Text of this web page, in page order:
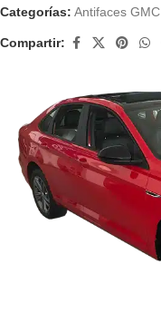
Categorías: Antifaces GMC
Compartir: